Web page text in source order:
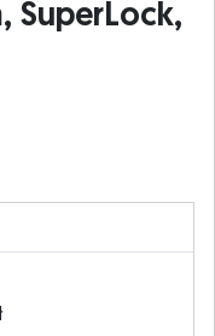
SuperLock,